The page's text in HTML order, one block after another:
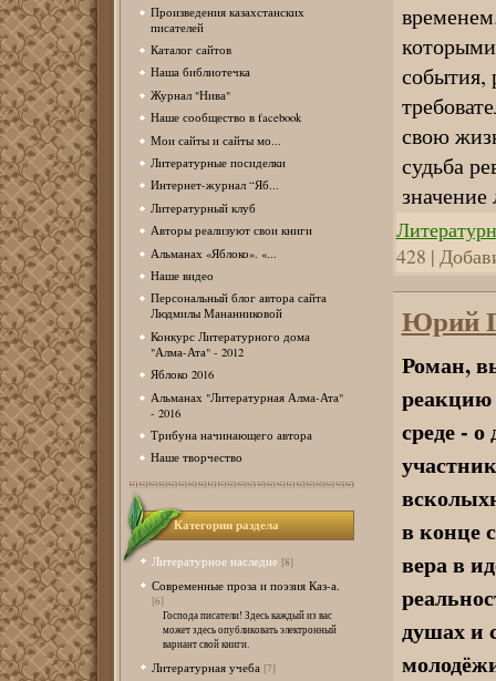
Произведения казахстанских
писателей
Каталог сайтов
Наша библиотечка
Журнал "Нива"
Наше сообщество в facebook
Мои сайты и сайты мо...
Литературные посиделки
Интернет-журнал “Яб...
Литературный клуб
Авторы реализуют свои книги
Альманах «Яблоко». «...
Наше видео
Персональный блог автора сайта
Людмилы Мананниковой
Конкурс Литературного дома
"Алма-Ата" - 2012
Яблоко 2016
Альманах "Литературная Алма-Ата"
- 2016
Трибуна начинающего автора
Наше творчество
Категории раздела
Литературное наследие [8]
Современные проза и поэзия Каз-а.
[6]
Господа писатели! Здесь каждый из вас
может здесь опубликовать электронный
вариант свой книги.
Литературная учеба [7]
события,
свою
судьба
428 |
Юрий
Роман,
реакцию
среде -
в конце
вера в
душах и